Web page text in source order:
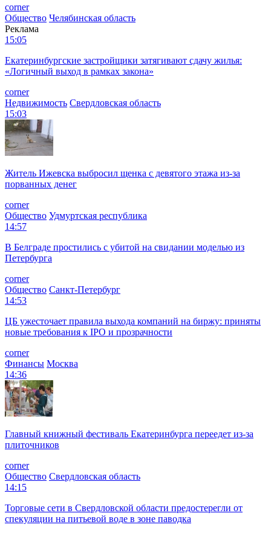
corner
Общество Челябинская область
Реклама
15:05
Екатеринбургские застройщики затягивают сдачу жилья:
«Логичный выход в рамках закона»
corner
Недвижимость Свердловская область
15:03
Житель Ижевска выбросил щенка с девятого этажа из-за
порванных денег
corner
Общество Удмуртская республика
14:57
В Белграде простились с убитой на свидании моделью из
Петербурга
corner
Общество Санкт-Петербург
14:53
ЦБ ужесточает правила выхода компаний на биржу: приняты
новые требования к IPO и прозрачности
corner
Финансы Москва
14:36
Главный книжный фестиваль Екатеринбурга переедет из-за
плиточников
corner
Общество Свердловская область
14:15
Торговые сети в Свердловской области предостерегли от
спекуляции на питьевой воде в зоне паводка